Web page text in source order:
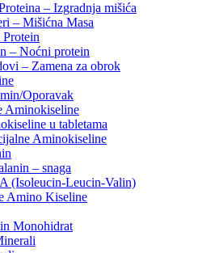
– Izgradnja mišića
– Mišićna Masa
– Noćni protein
– Zamena za obrok
Oporavak
Aminokiseline
u tabletama
Aminokiseline
– snaga
(Isoleucin-Leucin-Valin)
Amino Kiseline
Monohidrat